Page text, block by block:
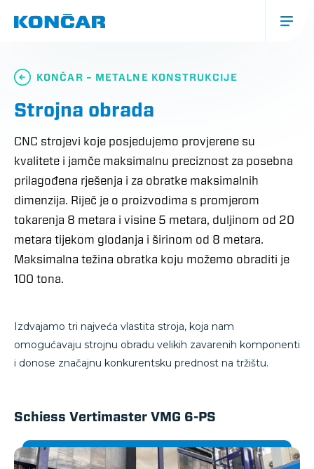
navigacija
(mobile)
KONČAR – METALNE KONSTRUKCIJE
Strojna obrada
CNC strojevi koje posjedujemo provjerene su
kvalitete i jamče maksimalnu preciznost za posebna
prilagođena rješenja i za obratke maksimalnih
dimenzija. Riječ je o proizvodima s promjerom
tokarenja 8 metara i visine 5 metara, duljinom od 20
metara tijekom glodanja i širinom od 8 metara.
Maksimalna težina obratka koju možemo obraditi je
100 tona.
Izdvajamo tri najveća vlastita stroja, koja nam
omogućavaju strojnu obradu velikih zavarenih komponenti
i donose značajnu konkurentsku prednost na tržištu.
Schiess Vertimaster VMG 6-PS